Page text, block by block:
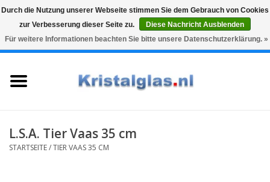
Snelle levering
Graveren
0 Artikel - €0,00
Karaffen
L.S.A. Tier Vaas 35 cm
STARTSEITE/TIER VAAS 35 CM
Durch die Nutzung unserer Webseite stimmen Sie dem Gebrauch von Cookies
zur Verbesserung dieser Seite zu.
Diese Nachricht Ausblenden
Für weitere Informationen beachten Sie bitte unsere Datenschutzerklärung. »